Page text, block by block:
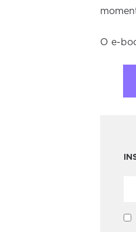
O e-